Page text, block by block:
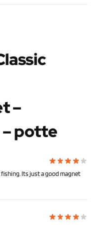
–
potte
Its just a good magnet